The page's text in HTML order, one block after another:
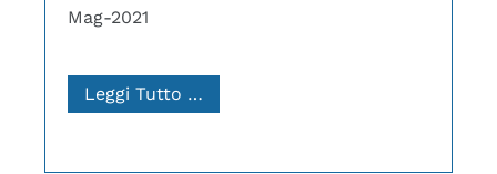
Mag-2021
Leggi Tutto …